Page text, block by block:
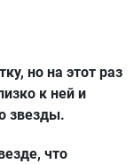
но на этот раз
к ней и
звезды.
что